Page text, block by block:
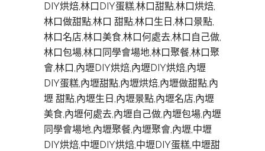
DIY烘焙,林口DIY蛋糕,林口甜點,林口烘焙,
林口做甜點,林口 甜點,林口生日,林口景點,
林口名店,林口美食,林口何處去,林口自己做,
林口包場,林口同學會場地,林口聚餐,林口聚
會,林口,內壢DIY烘焙,內壢DIY烘焙,內壢
DIY蛋糕,內壢甜點,內壢烘焙,內壢做甜點,內
壢 甜點,內壢生日,內壢景點,內壢名店,內壢
美食,內壢何處去,內壢自己做,內壢包場,內壢
同學會場地,內壢聚餐,內壢聚會,內壢,中壢
DIY烘焙,中壢DIY烘焙,中壢DIY蛋糕,中壢甜